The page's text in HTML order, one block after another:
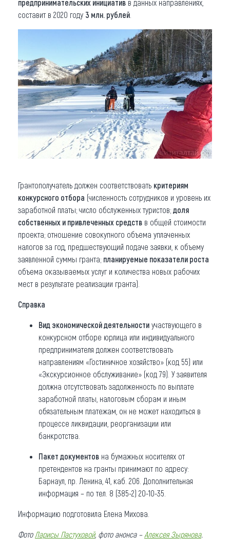
предпринимательских инициатив в данных направлениях,
составит в 2020 году 3 млн. рублей
Грантополучатель должен соответствовать критериям
конкурсного отбора (численность сотрудников и уровень их
заработной платы; число обслуженных туристов; доля
собственных и привлеченных средств в общей стоимости
проекта; отношение совокупного объема уплаченных
налогов за год, предшествующий подаче заявки, к объему
заявленной суммы гранта; планируемые показатели роста
объема оказываемых услуг и количества новых рабочих
мест в результате реализации гранта).
Справка
Вид экономической деятельности участвующего в
конкурсном отборе юрлица или индивидуального
предпринимателя должен соответствовать
направлениям «Гостиничное хозяйство» (код 55) или
«Экскурсионное обслуживание» (код 79). У заявителя
должна отсутствовать задолженность по выплате
заработной платы, налоговым сборам и иным
обязательным платежам, он не может находиться в
процессе ликвидации, реорганизации или
банкротства.
Пакет документов на бумажных носителях от
претендентов на гранты принимают по адресу:
Барнаул, пр. Ленина, 41, каб. 206. Дополнительная
информация – по тел. 8 (385-2) 20-10-35.
Информацию подготовила Елена Михова.
Фото Ларисы Пастуховой, фото анонса – Алексея Зырянова.